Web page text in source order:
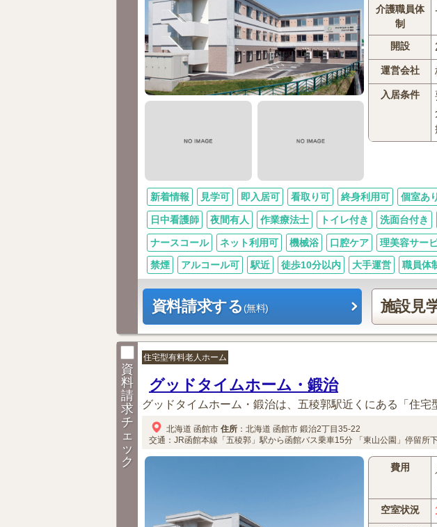
介護職員体
制
開設
運営会社
入居条件
新着情報 見学可 即入居可 看取り可 終身利用可 個室あり
日中看護師 夜間有人 作業療法士 トイレ付き 洗面台付き
ナースコール ネット利用可 機械浴 口腔ケア 理美容サー
禁煙 アルコール可 駅近 徒歩10分以内 大手運営 職員体
資料請求する(無料) 施設見
資
料
請
求
チ
ェ
ッ
ク
住宅型有料老人ホーム
グッドタイムホーム・鍛治
グッドタイムホーム・鍛治は、五稜郭駅近くにある「住宅
北海道 函館市 住所 ： 北海道 函館市 鍛治2丁目35-22
交通：JR函館本線「五稜郭」駅から函館バス乗車15分 「東山公園」停留所
費用
空室状況